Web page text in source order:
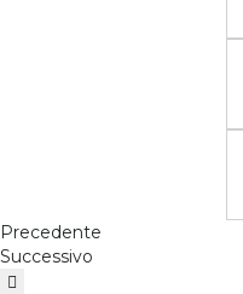
Precedente
Successivo